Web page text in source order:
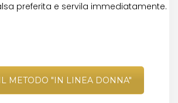
preferita e servila immediatamente.
METODO "IN LINEA DONNA"